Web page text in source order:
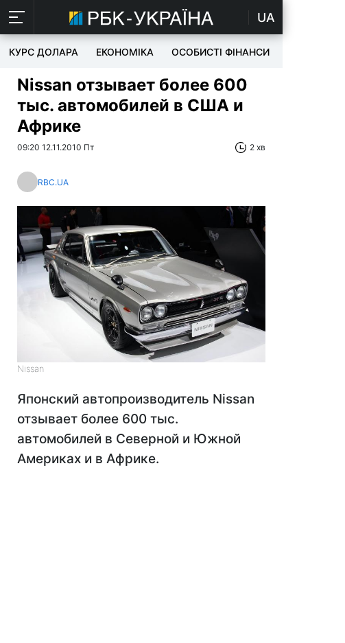
UA
КУРС ДОЛАРА ЕКОНОМІКА ОСОБИСТІ ФІНАНСИ
Nissan отзывает более 600
тыс. автомобилей в США и
Африке
09:20 12.11.2010 Пт 2 хв
RBC.UA
Nissan
Японский автопроизводитель Nissan
отзывает более 600 тыс.
автомобилей в Северной и Южной
Америках и в Африке.